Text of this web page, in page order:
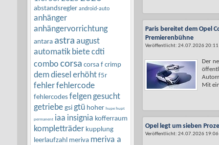
abstandsregler android-auto
anhänger
anhängervorrichtung
antara astra august
automatik bietecdti
combo corsa corsa f crimp
demdiesel erhöht f5r
fehlerfehlercode
fehlercodes felgen gesucht
getriebe gsi gtü hoher hupe hupt
permanent iaa insignia kofferraum
kompletträder kupplung
leerlaufzahl meriva meriva a
Paris bereitet dem Opel
Premierenbühne
Veröffentlicht: 24.07.2026 20:11
Der
Mit
Opel legt um sieben
Veröffentlicht: 24.07.2026 19:06